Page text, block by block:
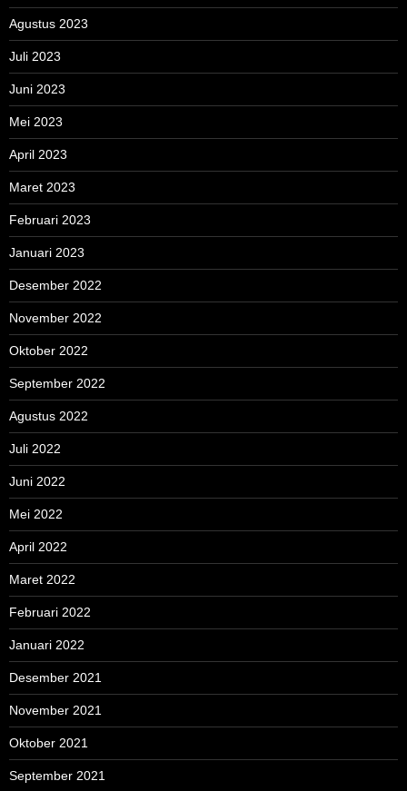
Agustus 2023
Juli 2023
Juni 2023
Mei 2023
April 2023
Maret 2023
Februari 2023
Januari 2023
Desember 2022
November 2022
Oktober 2022
September 2022
Agustus 2022
Juli 2022
Juni 2022
Mei 2022
April 2022
Maret 2022
Februari 2022
Januari 2022
Desember 2021
November 2021
Oktober 2021
September 2021